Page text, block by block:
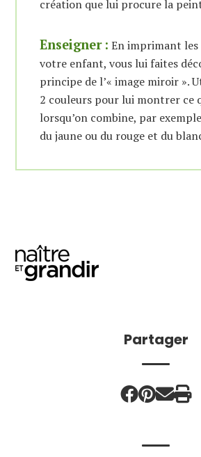
création que lui procure la
Enseigner : En imprimant
votre enfant, vous lui faites
principe de l’« image miroir ».
2 couleurs pour lui montrer ce
lorsqu’on combine, par
du jaune ou du rouge et du
Partager